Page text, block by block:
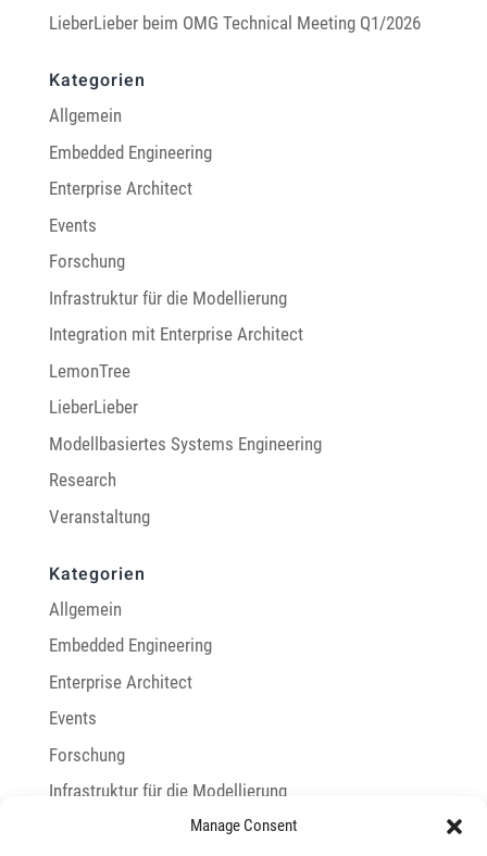
Manage Consent
LieberLieber beim OMG Technical Meeting Q1/2026
Kategorien
Allgemein
Embedded Engineering
Enterprise Architect
Events
Forschung
Infrastruktur für die Modellierung
Integration mit Enterprise Architect
LemonTree
LieberLieber
Modellbasiertes Systems Engineering
Research
Veranstaltung
Kategorien
Allgemein
Embedded Engineering
Enterprise Architect
Events
Forschung
Infrastruktur für die Modellierung
Integration mit Enterprise Architect